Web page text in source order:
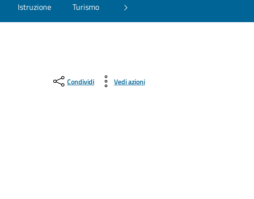
Istruzione Turismo
Condividi Vedi azioni